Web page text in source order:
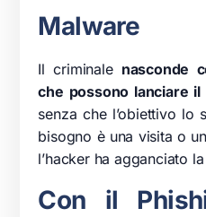
Malware
Il criminale nasconde
che possono lanciare
senza che l’obiettivo lo
bisogno è una visita o
l’hacker ha agganciato
Con il